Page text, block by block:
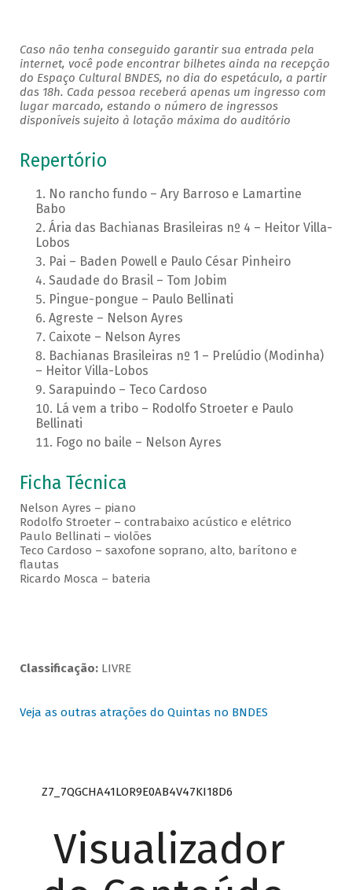
Caso não tenha conseguido garantir sua entrada pela
internet, você pode encontrar bilhetes ainda na recepção
do Espaço Cultural BNDES, no dia do espetáculo, a partir
das 18h. Cada pessoa receberá apenas um ingresso com
lugar marcado, estando o número de ingressos
disponíveis sujeito à lotação máxima do auditório
Repertório
No rancho fundo – Ary Barroso e Lamartine
Babo
Ária das Bachianas Brasileiras nº 4 – Heitor Villa-
Lobos
Pai – Baden Powell e Paulo César Pinheiro
Saudade do Brasil – Tom Jobim
Pingue-pongue – Paulo Bellinati
Agreste – Nelson Ayres
Caixote – Nelson Ayres
Bachianas Brasileiras nº 1 – Prelúdio (Modinha)
– Heitor Villa-Lobos
Sarapuindo – Teco Cardoso
Lá vem a tribo – Rodolfo Stroeter e Paulo
Bellinati
Fogo no baile – Nelson Ayres
Ficha Técnica
Nelson Ayres – piano
Rodolfo Stroeter – contrabaixo acústico e elétrico
Paulo Bellinati – violões
Teco Cardoso – saxofone soprano, alto, barítono e
flautas
Ricardo Mosca – bateria
Classificação: LIVRE
Veja as outras atrações do Quintas no BNDES
Z7_7QGCHA41LOR9E0AB4V47KI18D6
Visualizador